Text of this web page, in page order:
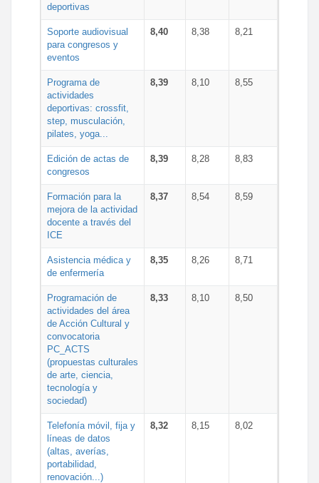
deportivas
Soporte audiovisual
para congresos y
eventos
8,40 8,38 8,21
Programa de
actividades
deportivas: crossfit,
step, musculación,
pilates, yoga...
8,39 8,10 8,55
Edición de actas de
congresos
8,39 8,28 8,83
Formación para la
mejora de la actividad
docente a través del
ICE
8,37 8,54 8,59
Asistencia médica y
de enfermería
8,35 8,26 8,71
Programación de
actividades del área
de Acción Cultural y
convocatoria
PC_ACTS
(propuestas culturales
de arte, ciencia,
tecnología y
sociedad)
8,33 8,10 8,50
Telefonía móvil, fija y
líneas de datos
(altas, averías,
portabilidad,
renovación...)
8,32 8,15 8,02